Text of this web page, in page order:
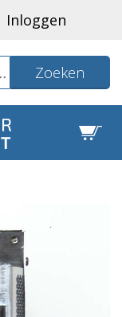
Inloggen
Zoeken